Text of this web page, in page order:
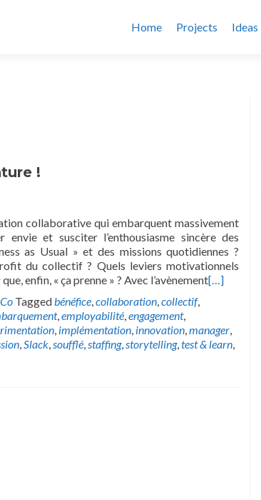
Home Projects Ideas
!
collaborative qui embarquent massivement
et susciter l’enthousiasme sincère des
as Usual » et des missions quotidiennes ?
du collectif ? Quels leviers motivationnels
enfin, « ça prenne » ? Avec l’avènement[…]
Taggedbénéfice,collaboration,collectif,
,employabilité,engagement,
, implémentation, innovation,manager,
,Slack,soufflé,staffing,storytelling,test & learn,